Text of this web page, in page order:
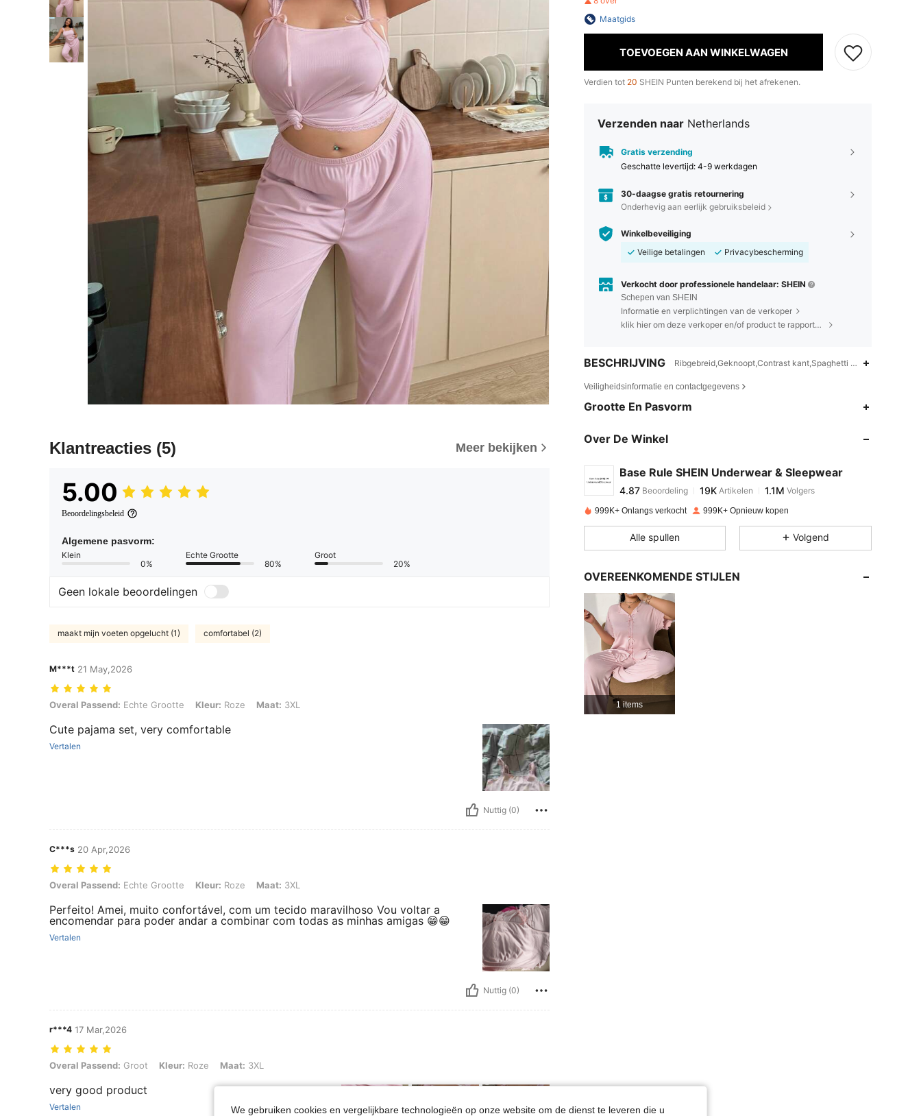
Klantreacties (5) Meer bekijken
5.00
Beoordelingsbeleid
Algemene pasvorm:
Klein
0%
Echte Grootte
80%
Groot
20%
Geen lokale beoordelingen
maakt mijn voeten opgelucht (1) comfortabel (2)
M***t 21 May,2026
Overal Passend: Echte Grootte, Kleur: Roze, Maat: 3XL
Overal Passend: Echte Grootte Kleur: Roze Maat: 3XL
Cute pajama set, very comfortable
Vertalen
Nuttig (0)
C***s 20 Apr,2026
Overal Passend: Echte Grootte, Kleur: Roze, Maat: 3XL
Overal Passend: Echte Grootte Kleur: Roze Maat: 3XL
Perfeito! Amei, muito confortável, com um tecido maravilhoso Vou voltar a
encomendar para poder andar a combinar com todas as minhas amigas 😁😁
Vertalen
Nuttig (0)
r***4 17 Mar,2026
Overal Passend: Groot, Kleur: Roze, Maat: 3XL
Overal Passend: Groot Kleur: Roze Maat: 3XL
very good product
Vertalen
Maatgids
TOEVOEGEN AAN WINKELWAGEN
Verdien tot 20 SHEIN Punten berekend bij het afrekenen.
Verzenden naar Netherlands
Gratis verzending
Geschatte levertijd: 4-9 werkdagen
30-daagse gratis retournering
Onderhevig aan eerlijk gebruiksbeleid
Winkelbeveiliging
Veilige betalingen
Privacybescherming
Verkocht door professionele handelaar: SHEIN
Schepen van SHEIN
Informatie en verplichtingen van de verkoper
klik hier om deze verkoper en/of product te rapporteren.
BESCHRIJVING Ribgebreid,Geknoopt,Contrast kant,Spaghetti bandjes
Veiligheidsinformatie en contactgegevens
Grootte En Pasvorm
Over De Winkel
Base Rule SHEIN Underwear & Sleepwear
4.87
4.87 Beoordeling 19K 1.1M Volgers
e***gbetaalde1 dag geleden
4.87
4.87
4.87
999K+ Onlangs verkocht 999K+ Opnieuw kopen
Alle spullen Volgend
OVEREENKOMENDE STIJLEN
1 items
We gebruiken cookies en vergelijkbare technologieën op onze website om de dienst te leveren die u